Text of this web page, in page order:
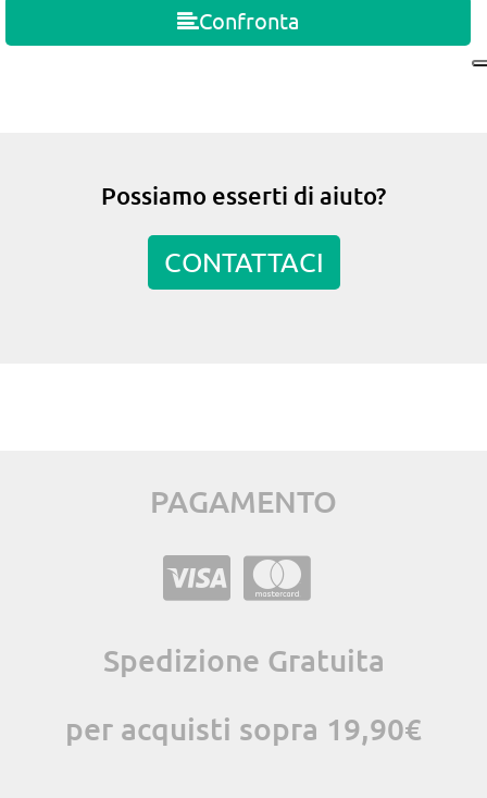
Confronta
Possiamo esserti di aiuto?
CONTATTACI
PAGAMENTO
Spedizione Gratuita
per acquisti sopra 19,90€